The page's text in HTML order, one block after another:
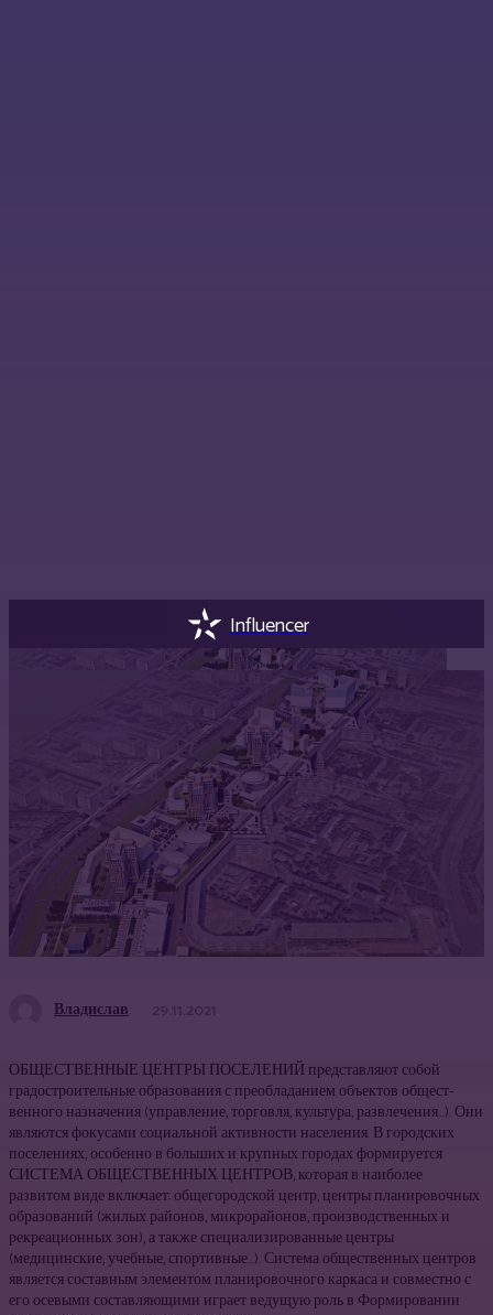
Influencer
Владислав
ОБЩЕСТВЕННЫЕ ЦЕНТРЫ ПОСЕЛЕНИЙ представляют собой
градостроительные образования с преобладанием объектов общест­
венного назначения (управление, торговля, культура, развлечения…). Они
являются фокусами социальной активности населения. В городских
поселениях, особенно в больших и крупных городах фор­мируется
СИСТЕМА ОБЩЕСТВЕННЫХ ЦЕНТРОВ, которая в наиболее
развитом виде включает: общегородской центр, центры плани­ровочных
образований (жилых районов, микрорайонов, производст­венных и
рекреационных зон), а также специализированные центры
(медицинские, учебные, спортивные…). Система общественных центров
является составным элементом планировочного каркаса и совместно с
его осевыми составляющими играет ведущую роль в Формировании